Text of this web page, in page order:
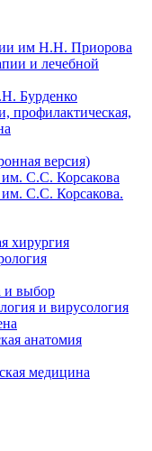
им Н.Н. Приорова
и лечебной
Бурденко
профилактическая,
версия)
С.С. Корсакова
С.С. Корсакова.
хирургия
и выбор
и вирусология
анатомия
медицина